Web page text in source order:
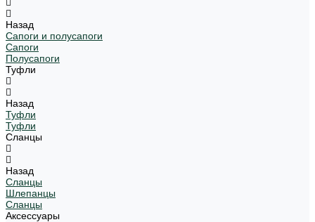
Назад
Сапоги и полусапоги
Сапоги
Полусапоги
Туфли
Назад
Туфли
Туфли
Сланцы
Назад
Сланцы
Шлепанцы
Сланцы
Аксессуары